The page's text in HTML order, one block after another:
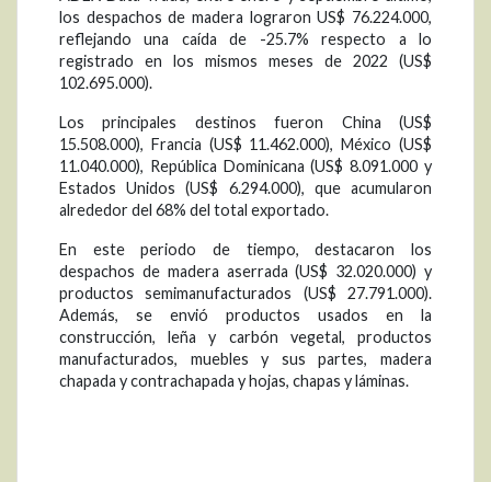
los despachos de madera lograron US$ 76.224.000,
reflejando una caída de -25.7% respecto a lo
registrado en los mismos meses de 2022 (US$
102.695.000).
Los principales destinos fueron China (US$
15.508.000), Francia (US$ 11.462.000), México (US$
11.040.000), República Dominicana (US$ 8.091.000 y
Estados Unidos (US$ 6.294.000), que acumularon
alrededor del 68% del total exportado.
En este periodo de tiempo, destacaron los
despachos de madera aserrada (US$ 32.020.000) y
productos semimanufacturados (US$ 27.791.000).
Además, se envió productos usados en la
construcción, leña y carbón vegetal, productos
manufacturados, muebles y sus partes, madera
chapada y contrachapada y hojas, chapas y láminas.